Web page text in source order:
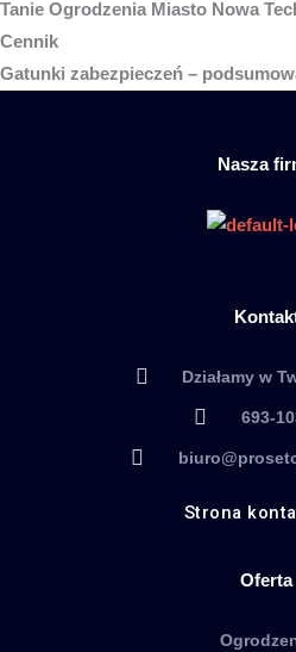
Tanie Ogrodzenia Miasto Nowa
Cennik
Gatunki zabezpieczeń –
Nasza
Działamy w
693-
Strona
Oferta